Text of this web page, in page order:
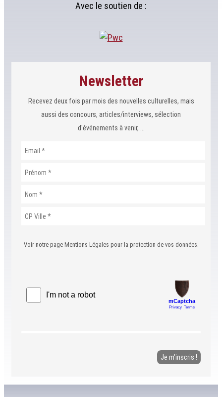
Avec le soutien de :
Newsletter
Recevez deux fois par mois des nouvelles culturelles, mais
aussi des concours, articles/interviews, sélection
d'événements à venir, ...
Voir notre page Mentions Légales pour la protection de vos données.